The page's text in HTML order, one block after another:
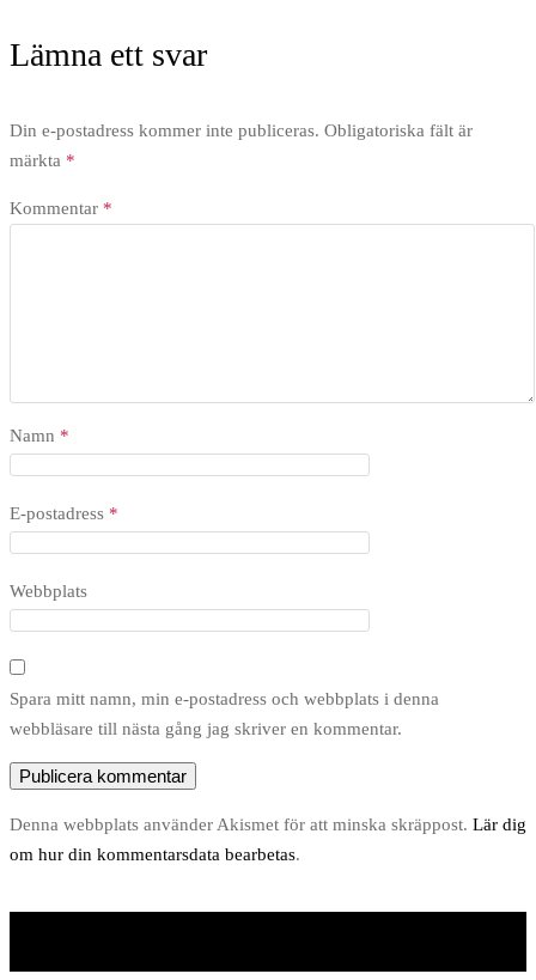
Lämna ett svar
Din e-postadress kommer inte publiceras. Obligatoriska fält är
märkta *
Kommentar *
Namn *
E-postadress *
Webbplats
Spara mitt namn, min e-postadress och webbplats i denna
webbläsare till nästa gång jag skriver en kommentar.
Denna webbplats använder Akismet för att minska skräppost. Lär dig
om hur din kommentarsdata bearbetas.